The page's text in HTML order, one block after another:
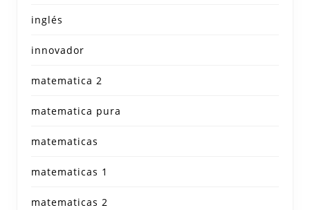
inglés
innovador
matematica 2
matematica pura
matematicas
matematicas 1
matematicas 2